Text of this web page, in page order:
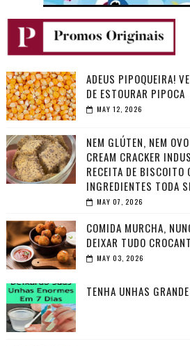
ADEUS PIPOQUEIRA!
DE ESTOURAR PIPOCA
MAY 12, 2026
NEM GLÚTEN, NEM
CREAM CRACKER
RECEITA DE BISCOITO
INGREDIENTES TODA
MAY 07, 2026
COMIDA MURCHA,
DEIXAR TUDO
MAY 03, 2026
TENHA UNHAS